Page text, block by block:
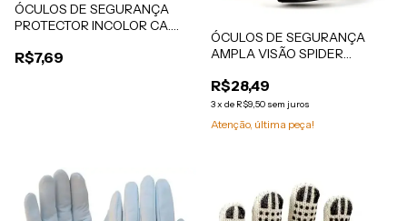
ÓCULOS DE SEGURANÇA
PROTECTOR INCOLOR CA.
R$7,69
ÓCULOS DE SEGURANÇA
AMPLA VISÃO SPIDER
R$28,49
3x de R$9,50 sem juros
Atenção, última peça!